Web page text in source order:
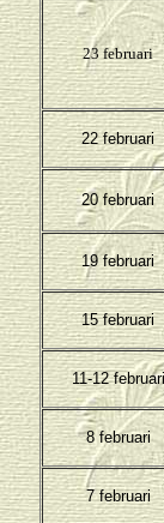
23 februari
22 februari
20 februari
19 februari
15 februari
11-12 februari
8 februari
7 februari